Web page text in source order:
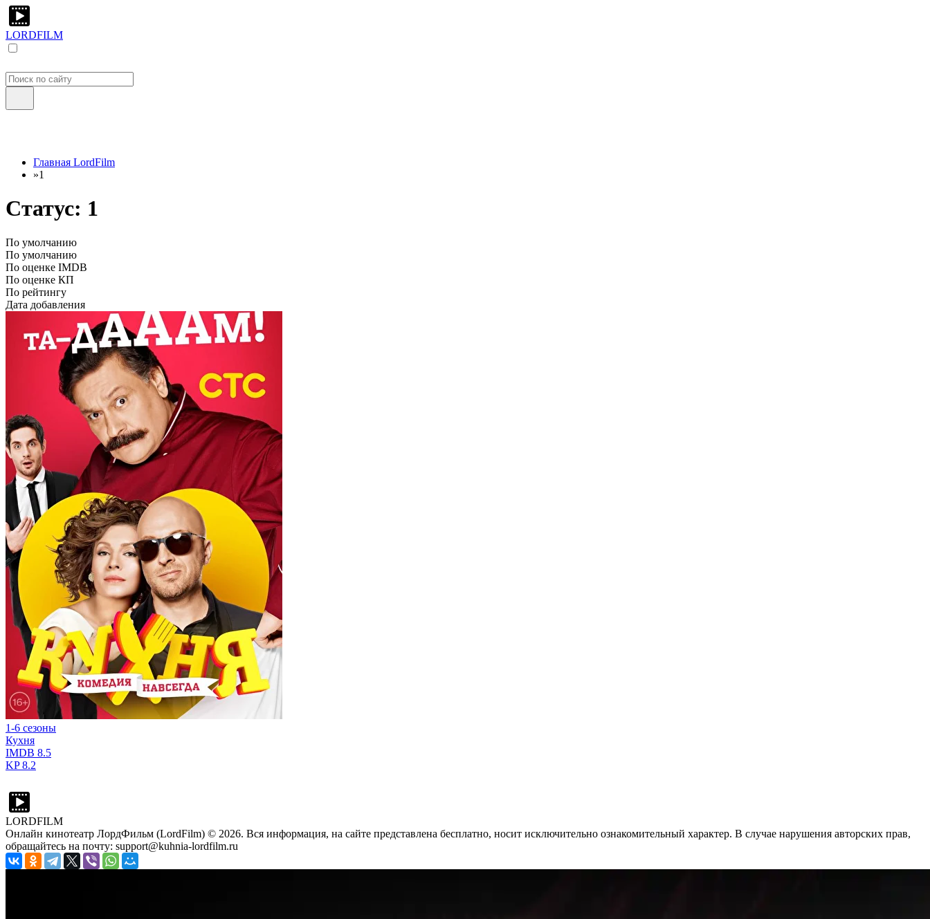
LORDFILM
Главная LordFilm
»1
Статус: 1
По умолчанию
По умолчанию
По оценке IMDB
По оценке КП
По рейтингу
Дата добавления
1-6 сезоны
Кухня
IMDB 8.5
KP8.2
LORDFILM
Онлайн кинотеатр ЛордФильм (LordFilm) © 2026. Вся информация, на сайте представлена бесплатно, носит исключительно ознакомительный характер. В случае нарушения авторских прав,
обращайтесь на почту: support@kuhnia-lordfilm.ru